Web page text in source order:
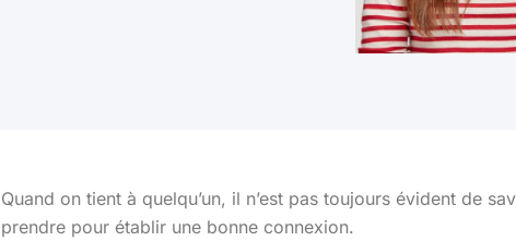
Quand on tient à quelqu’un, il n’est pas toujours évident de
prendre pour établir une bonne connexion.